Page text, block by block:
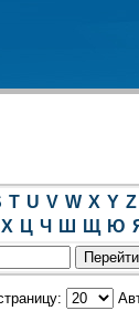
T U V W X Y Z
Х Ц Ч Ш Щ Ю